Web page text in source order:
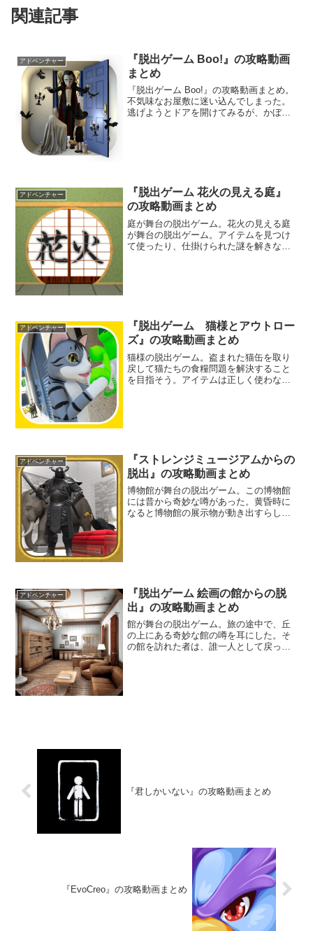
関連記事
アドベンチャー
『脱出ゲーム Boo!』の攻略動画
まとめ
『脱出ゲーム Boo!』の攻略動画まとめ。
不気味なお屋敷に迷い込んでしまった。
逃げようとドアを開けてみるが、かぼち
アドベンチャー
『脱出ゲーム 花火の見える庭』
の攻略動画まとめ
庭が舞台の脱出ゲーム。花火の見える庭
が舞台の脱出ゲーム。アイテムを見つけ
て使ったり、仕掛けられた謎を解きなが
アドベンチャー
『脱出ゲーム 猫様とアウトロー
ズ』の攻略動画まとめ
猫様の脱出ゲーム。盗まれた猫缶を取り
戻して猫たちの食糧問題を解決すること
を目指そう。アイテムは正しく使わない
アドベンチャー
『ストレンジミュージアムからの
脱出』の攻略動画まとめ
博物館が舞台の脱出ゲーム。この博物館
には昔から奇妙な噂があった。黄昏時に
なると博物館の展示物が動き出すらし
アドベンチャー
『脱出ゲーム 絵画の館からの脱
出』の攻略動画まとめ
館が舞台の脱出ゲーム。旅の途中で、丘
の上にある奇妙な館の噂を耳にした。そ
の館を訪れた者は、誰一人として戻って
『君しかいない』の攻略動画まとめ
『EvoCreo』の攻略動画まとめ